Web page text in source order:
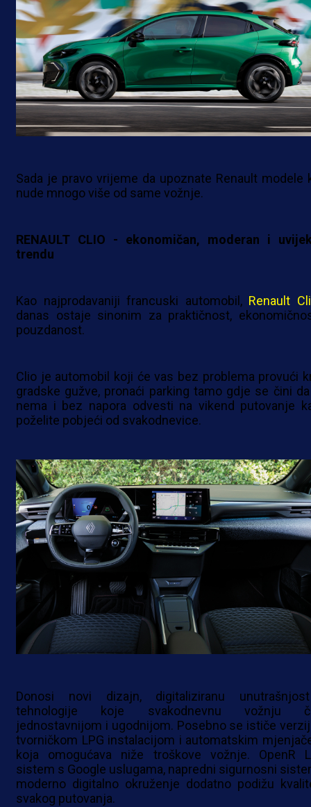
Sada je pravo vrijeme da upoznate Renault modele
nude mnogo više od same vožnje.
RENAULT CLIO - ekonomičan, moderan i
trendu
Kao najprodavaniji francuski automobil, Renault
danas ostaje sinonim za praktičnost,
pouzdanost.
Clio je automobil koji će vas bez problema provući
gradske gužve, pronaći parking tamo gdje se čini
nema i bez napora odvesti na vikend putovanje
poželite pobjeći od svakodnevice.
Donosi novi dizajn, digitaliziranu
tehnologije koje svakodnevnu vožnju
jednostavnijom i ugodnijom. Posebno se ističe
tvorničkom LPG instalacijom i automatskim
koja omogućava niže troškove vožnje. OpenR
sistem s Google uslugama, napredni sigurnosni
moderno digitalno okruženje dodatno podižu
svakog putovanja.